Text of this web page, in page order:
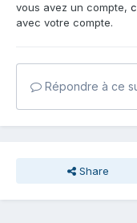
vous avez un compte,
avec votre compte.
Répondre à ce
Share